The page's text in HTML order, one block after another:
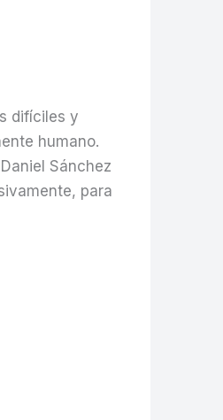
difíciles y
humano.
Sánchez
para